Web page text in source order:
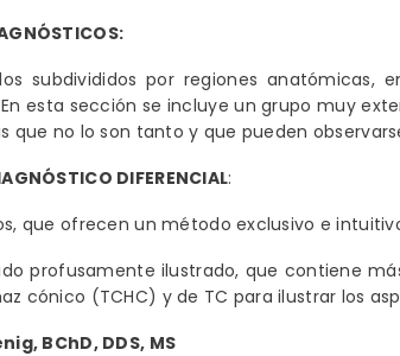
subdivididos por regiones
esta sección se incluye un grupo muy
que no lo son tanto y que pueden
DIFERENCIAL:
que ofrecen un método exclusivo e
profusamente ilustrado, que contiene
cónico (TCHC) y de TC para ilustrar los
BChD, DDS, MS